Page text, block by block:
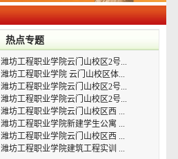
热点专题
潍坊工程职业学院云门山校区2号...
潍坊工程职业学院 云门山校区体...
潍坊工程职业学院云门山校区2号...
潍坊工程职业学院云门山校区2号...
潍坊工程职业学院云门山校区西 ...
潍坊工程职业学院新建学生公寓 ...
潍坊工程职业学院云门山校区西 ...
潍坊工程职业学院建筑工程实训 ...